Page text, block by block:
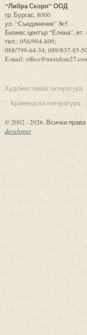
“Либра Скорп” ООД
гр. Бургас, 8000
ул. “Съединение” №5
Бизнес център “Елена”, ет.
тел.: 056/994-809;
088/799-64-34; 089/837-85-
E-mail:
Художествена литература
Краеведска литература
© 2002 - 2026. Всички
developer